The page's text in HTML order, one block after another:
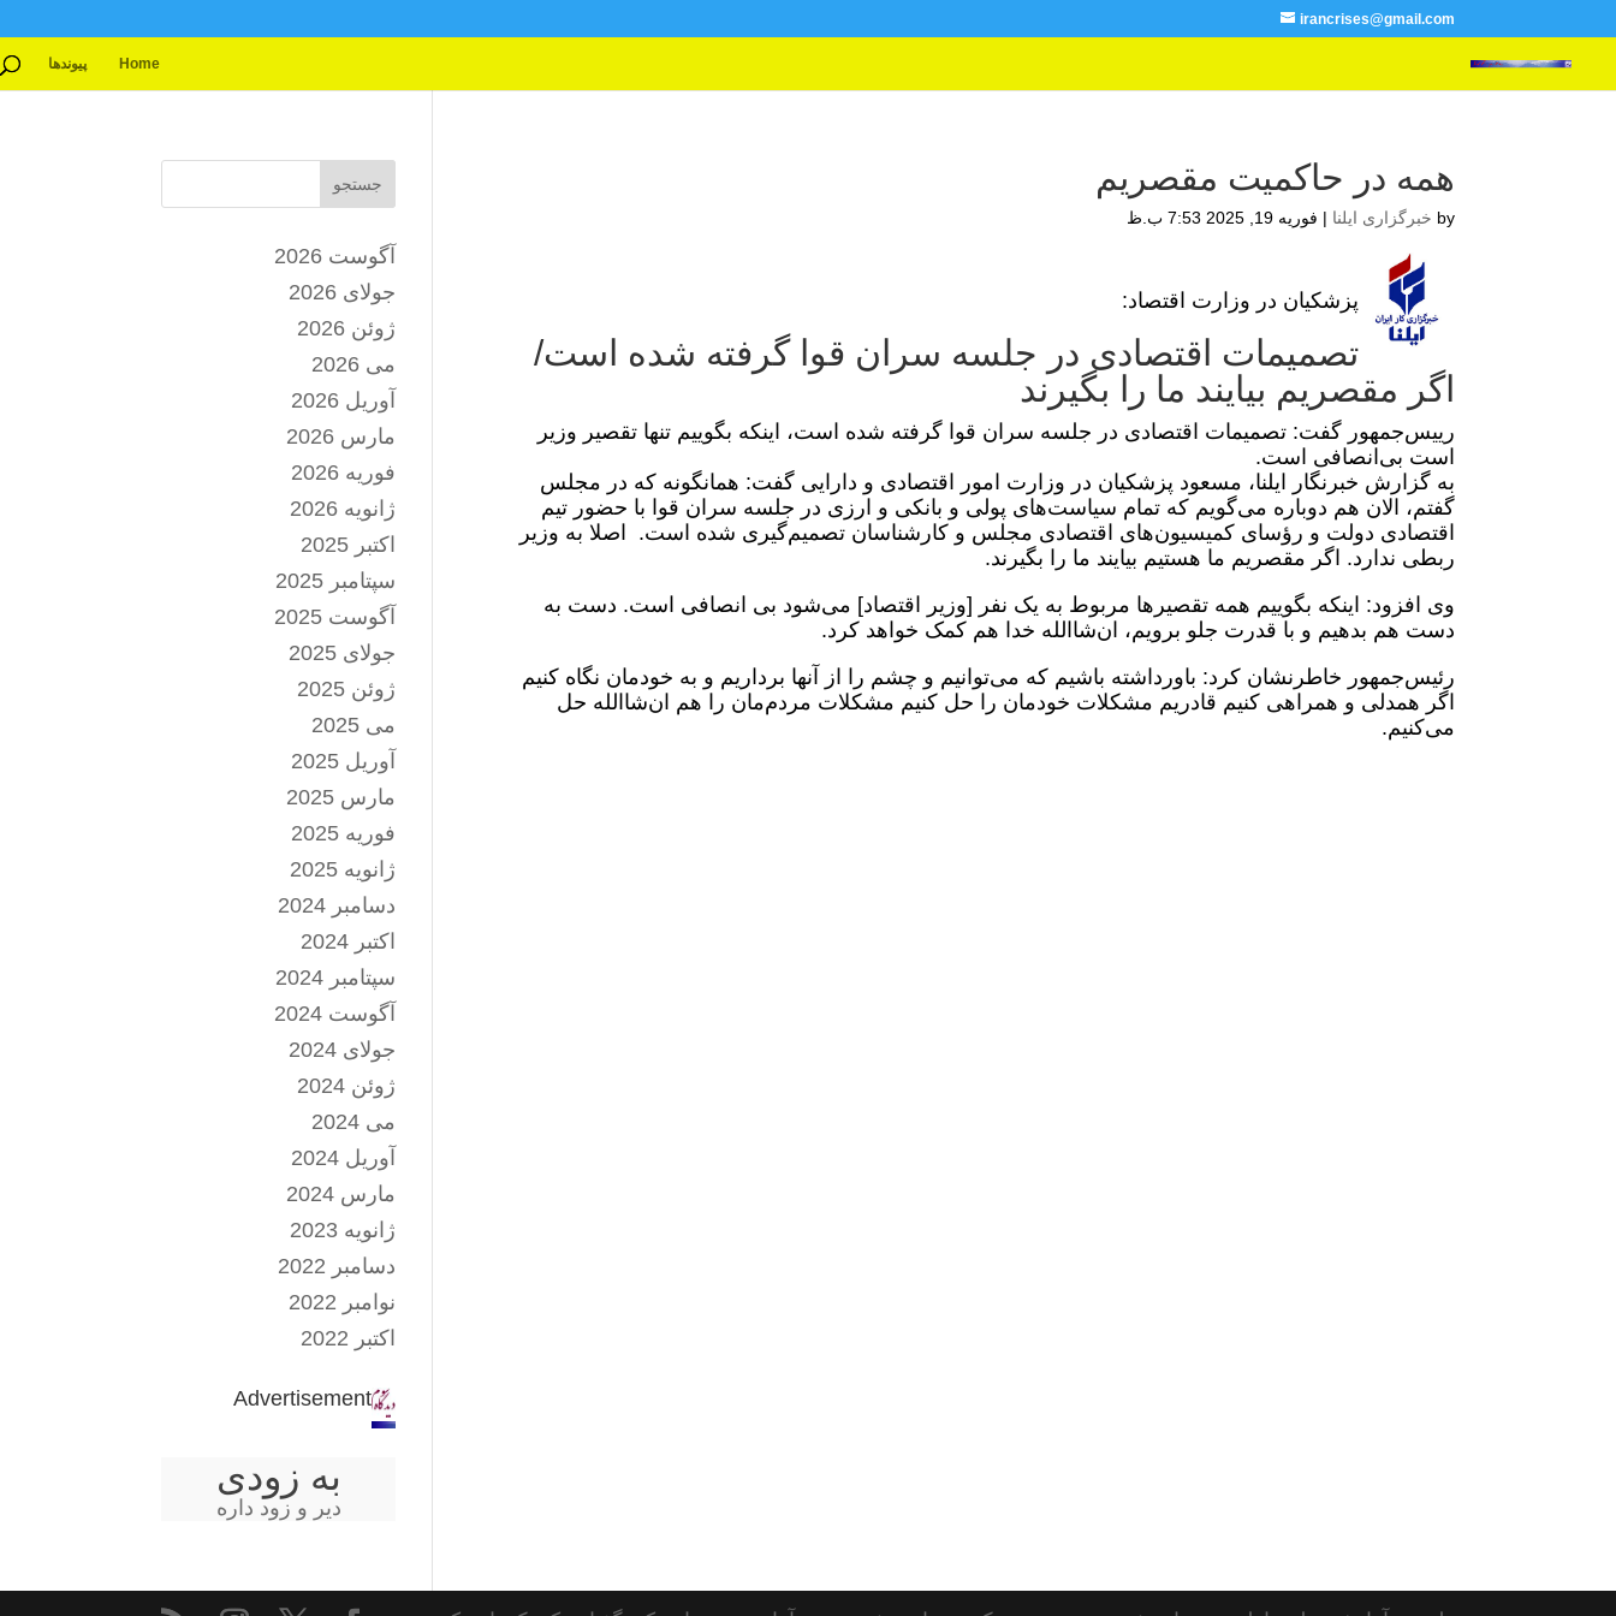
irancrises@gmail.com
Home پیوندها
همه در حاکمیت مقصریم
by خبرگزاری ایلنا | فوریه 19, 2025 7:53 ب.ظ
پزشکیان در وزارت اقتصاد:
تصمیمات اقتصادی در جلسه سران قوا گرفته شده است/
اگر مقصریم بیایند ما را بگیرند
رییس‌جمهور گفت: تصمیمات اقتصادی در جلسه سران قوا گرفته شده است، اینکه بگوییم تنها تقصیر وزیر
است بی‌انصافی است.
به گزارش خبرنگار ایلنا، مسعود پزشکیان در وزارت امور اقتصادی و دارایی گفت: همانگونه که در مجلس
گفتم، الان هم دوباره می‌گویم که تمام سیاست‌های پولی و بانکی و ارزی در جلسه سران قوا با حضور تیم
اقتصادی دولت و رؤسای کمیسیون‌های اقتصادی مجلس و کارشناسان تصمیم‌گیری شده است. اصلا به وزیر
ربطی ندارد. اگر مقصریم ما هستیم بیایند ما را بگیرند.
وی افزود: اینکه بگوییم همه تقصیرها مربوط به یک نفر [وزیر اقتصاد] می‌شود بی انصافی است. دست به
دست هم بدهیم و با قدرت جلو برویم، ان‌شاالله خدا هم کمک خواهد کرد.
رئیس‌جمهور خاطرنشان کرد: باورداشته باشیم که می‌توانیم و چشم را از آنها برداریم و به خودمان نگاه کنیم
اگر همدلی و همراهی کنیم قادریم مشکلات خودمان را حل کنیم مشکلات مردم‌مان را هم ان‌شاالله حل
می‌کنیم.
جستجو
آگوست 2026
جولای 2026
ژوئن 2026
می 2026
آوریل 2026
مارس 2026
فوریه 2026
ژانویه 2026
اکتبر 2025
سپتامبر 2025
آگوست 2025
جولای 2025
ژوئن 2025
می 2025
آوریل 2025
مارس 2025
فوریه 2025
ژانویه 2025
دسامبر 2024
اکتبر 2024
سپتامبر 2024
آگوست 2024
جولای 2024
ژوئن 2024
می 2024
آوریل 2024
مارس 2024
ژانویه 2023
دسامبر 2022
نوامبر 2022
اکتبر 2022
Advertisement
به زودی
دیر و زود داره